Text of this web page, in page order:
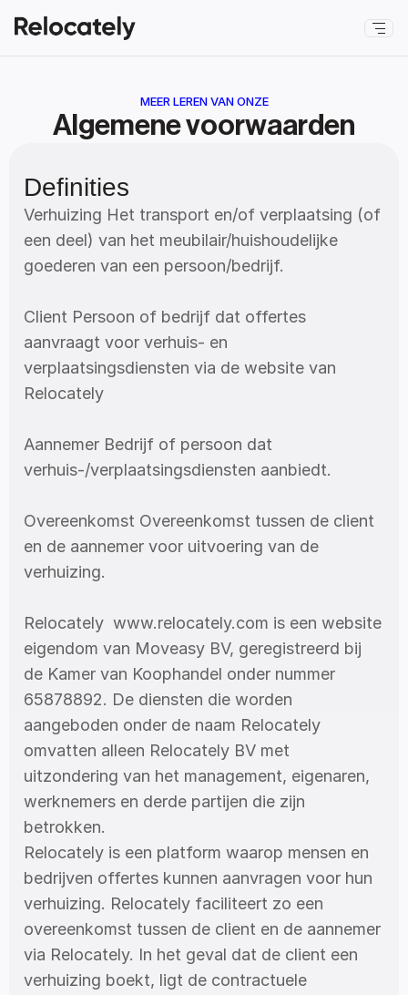
MEER LEREN VAN ONZE
Algemene voorwaarden
Definities
Verhuizing Het transport en/of verplaatsing (of
een deel) van het meubilair/huishoudelijke
goederen van een persoon/bedrijf.
Client Persoon of bedrijf dat offertes
aanvraagt voor verhuis- en
verplaatsingsdiensten via de website van
Relocately
Aannemer Bedrijf of persoon dat
verhuis-/verplaatsingsdiensten aanbiedt.
Overeenkomst Overeenkomst tussen de client
en de aannemer voor uitvoering van de
verhuizing.
Relocately  www.relocately.com is een website
eigendom van Moveasy BV, geregistreerd bij
de Kamer van Koophandel onder nummer
65878892. De diensten die worden
aangeboden onder de naam Relocately
omvatten alleen Relocately BV met
uitzondering van het management, eigenaren,
werknemers en derde partijen die zijn
betrokken.
Relocately is een platform waarop mensen en
bedrijven offertes kunnen aanvragen voor hun
verhuizing. Relocately faciliteert zo een
overeenkomst tussen de client en de aannemer
via Relocately. In het geval dat de client een
verhuizing boekt, ligt de contractuele